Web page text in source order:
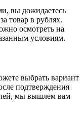
вы дожидаетесь
товар в рублях.
осмотреть на
условиям.
выбрать вариант
подтверждения
мы вышлем вам